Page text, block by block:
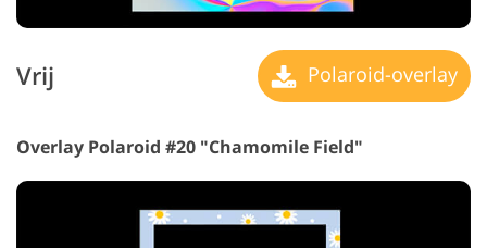
Vrij Polaroid-overlay
Overlay Polaroid #20 "Chamomile Field"